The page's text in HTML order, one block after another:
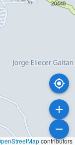
contributors